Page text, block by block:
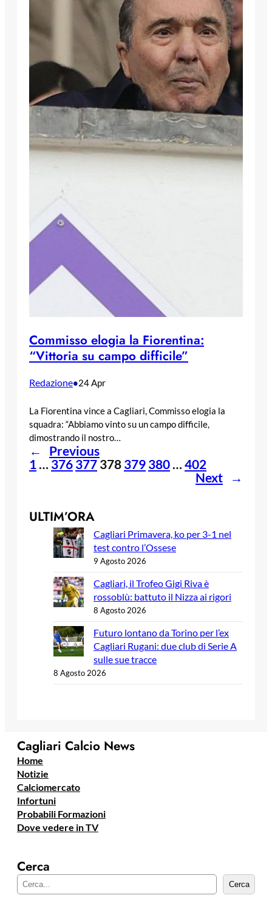
Commisso elogia la Fiorentina:
“Vittoria su campo difficile”
Redazione•24 Apr
La Fiorentina vince a Cagliari, Commisso elogia la
squadra: “Abbiamo vinto su un campo difficile,
dimostrando il nostro…
←
Previous
1… 376 377 378 379 380…402
Next
→
ULTIM’ORA
Cagliari Primavera, ko per 3-1 nel
test contro l’Ossese
9 Agosto 2026
Cagliari, il Trofeo Gigi Riva è
rossoblù: battuto il Nizza ai rigori
8 Agosto 2026
Futuro lontano da Torino per l’ex
Cagliari Rugani: due club di Serie A
sulle sue tracce
8 Agosto 2026
Cagliari Calcio News
Home
Notizie
Calciomercato
Infortuni
Probabili Formazioni
Dove vedere in TV
Cerca
e
Cerca